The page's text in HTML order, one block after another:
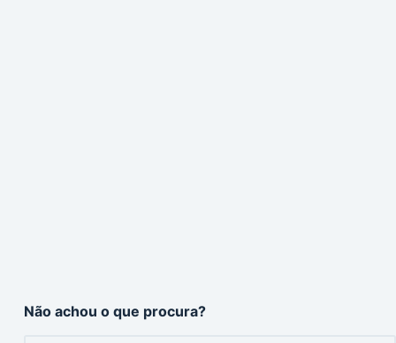
Não achou o que procura?